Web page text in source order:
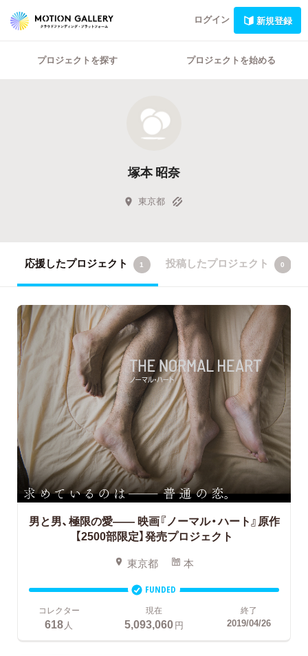
ログイン 新規登録
プロジェクトを探す プロジェクトを始める
塚本 昭奈
東京都
応援したプロジェクト 1 投稿したプロジェクト 0
男と男、極限の愛――映画『ノーマル・ハート』原作
【2500部限定】発売プロジェクト
東京都 本
FUNDED
コレクター
618 人
現在
5,093,060円
終了
2019/04/26